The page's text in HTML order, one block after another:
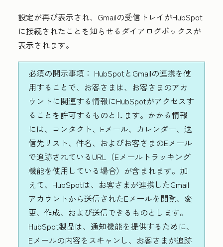
設定が再び表示され、Gmailの受信トレイがHubSpot
に接続されたことを知らせるダイアログボックスが
表示されます。
必須の開示事項： HubSpotとGmailの連携を使
用することで、お客さまは、お客さまのアカ
ウントに関連する情報にHubSpotがアクセスす
ることを許可するものとします。かかる情報
には、コンタクト、Eメール、カレンダー、送
信先リスト、件名、およびお客さまのEメール
で追跡されているURL（Eメールトラッキング
機能を使用している場合）が含まれます。加
えて、HubSpotは、お客さまが連携したGmail
アカウントから送信されたEメールを閲覧、変
更、作成、および送信できるものとします。
HubSpot製品は、通知機能を提供するために、
Eメールの内容をスキャンし、お客さまが追跡